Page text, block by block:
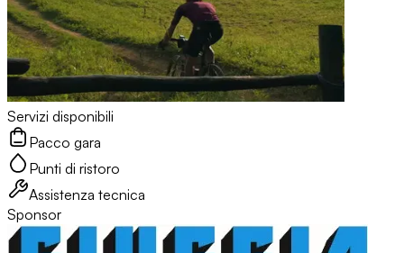
Servizi disponibili
Pacco gara
Punti di ristoro
Assistenza tecnica
Sponsor